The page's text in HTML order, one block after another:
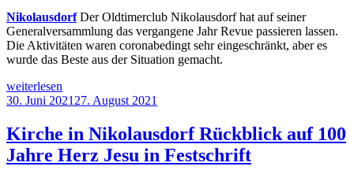
NikolausdorfDer Oldtimerclub Nikolausdorf hat auf seiner
Generalversammlung das vergangene Jahr Revue passieren lassen.
Die Aktivitäten waren coronabedingt sehr eingeschränkt, aber es
wurde das Beste aus der Situation gemacht.
„201.
Mitglied
Oldtimerclub
Nikolausdorf
nutzt
weiterlesen
Veröffentlicht
30. Juni 2021 27. August 2021
Kirche in Nikolausdorf Rückblick auf 100
Jahre Herz Jesu in Festschrift